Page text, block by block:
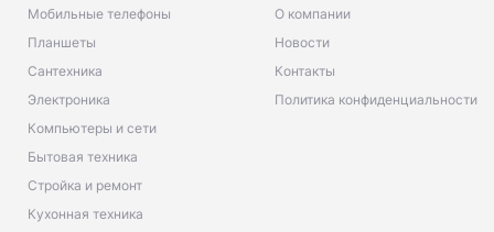
Мобильные телефоны
Планшеты
Сантехника
Электроника
Компьютеры и сети
Бытовая техника
Стройка и ремонт
Кухонная техника
О компании
Новости
Контакты
Политика конфиденциальности